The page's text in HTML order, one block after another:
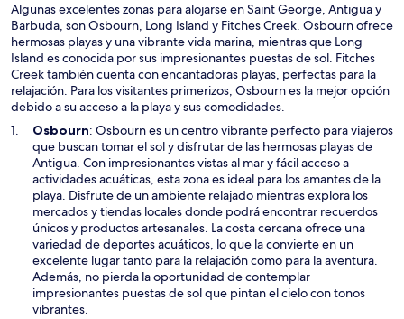
a
v
e
n
t
a
n
a
Algunas excelentes zonas para alojarse en Saint George, Antigua y
Barbuda, son Osbourn, Long Island y Fitches Creek. Osbourn ofrece
hermosas playas y una vibrante vida marina, mientras que Long
Island es conocida por sus impresionantes puestas de sol. Fitches
Creek también cuenta con encantadoras playas, perfectas para la
relajación. Para los visitantes primerizos, Osbourn es la mejor opción
debido a su acceso a la playa y sus comodidades.
OsbournS
e
a
b
r
i
r
á
e
n
u
: Osbourn es un centro vibrante perfecto para viajeros
que buscan tomar el sol y disfrutar de las hermosas playas de
Antigua. Con impresionantes vistas al mar y fácil acceso a
actividades acuáticas, esta zona es ideal para los amantes de la
playa. Disfrute de un ambiente relajado mientras explora los
mercados y tiendas locales donde podrá encontrar recuerdos
únicos y productos artesanales. La costa cercana ofrece una
variedad de deportes acuáticos, lo que la convierte en un
excelente lugar tanto para la relajación como para la aventura.
Además, no pierda la oportunidad de contemplar
impresionantes puestas de sol que pintan el cielo con tonos
vibrantes.